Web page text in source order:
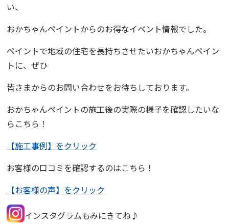
い、
おかちゃんペイントからのお得なイベント情報でした。
ペイントで地域の住宅を長持ちさせたいおかちゃんペイン
トに、ぜひ
皆さまからのお問い合わせをお待ちしております。
おかちゃんペイントの施工後の実際の様子を確認したいな
らこちら！
【施工事例】をクリック
お客様の口コミを確認するのはこちら！
【お客様の声】をクリック
インスタグラムもみにきてね♪